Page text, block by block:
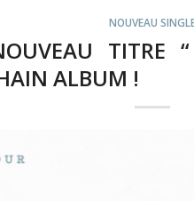
NOUVEAU
ALBUM !